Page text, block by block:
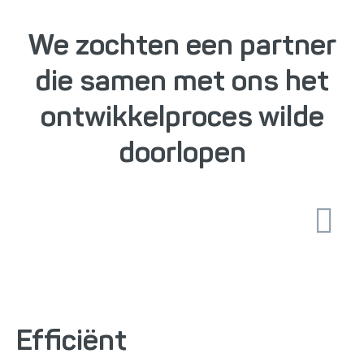
We zochten een partner
die samen met ons het
ontwikkelproces wilde
doorlopen
Efficiënt